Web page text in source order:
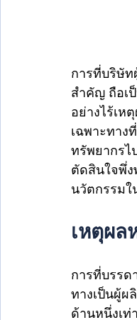
การที่บริษัท
สำคัญ ถือเ
อย่างไร้เห
เฉพาะทาง
ทรัพยากรไ
ตัดสินใจพึ่
นวัตกรรม
เหตุผล
การที่บรรด
ทางเป็นผู้ผ
ด้านหนึ่งเ